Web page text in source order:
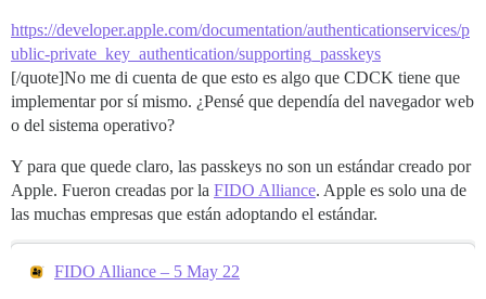
https://developer.apple.com/documentation/authenticationservices/p
ublic-private_key_authentication/supporting_passkeys
[/quote]No me di cuenta de que esto es algo que CDCK tiene que
implementar por sí mismo. ¿Pensé que dependía del navegador web
o del sistema operativo?
Y para que quede claro, las passkeys no son un estándar creado por
Apple. Fueron creadas por la FIDO Alliance. Apple es solo una de
las muchas empresas que están adoptando el estándar.
FIDO Alliance – 5 May 22